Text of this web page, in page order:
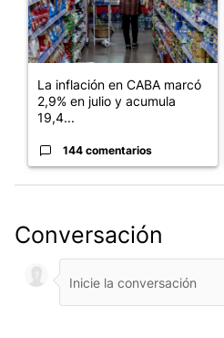
La inflación en CABA marcó
2,9% en julio y acumula
19,4...
144 comentarios
Conversación